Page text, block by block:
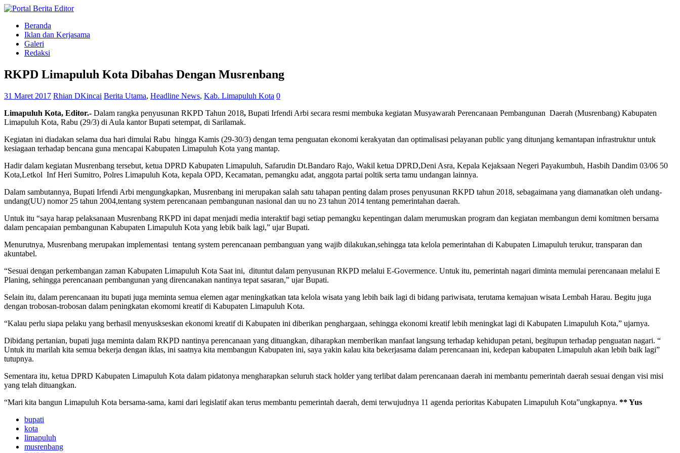
Beranda
Iklan dan Kerjasama
Galeri
Redaksi
RKPD Limapuluh Kota Dibahas Dengan Musrenbang
31 Maret 2017 Rhian DKincai Berita Utama, Headline News, Kab. Limapuluh Kota 0
Limapuluh Kota, Editor.- Dalam rangka penyusunan RKPD Tahun 2018, Bupati Irfendi Arbi secara resmi membuka kegiatan Musyawarah Perencanaan Pembangunan Daerah (Musrenbang) Kabupaten
Limapuluh Kota, Rabu (29/3) di Aula kantor Bupati setempat, di Sarilamak.
Kegiatan ini diadakan selama dua hari dimulai Rabu hingga Kamis (29-30/3) dengan tema penguatan ekonomi kerakyatan dan optimalisasi pelayanan public yang ditunjang kemantapan infrastruktur untuk
kesiagaan terhadap bencana guna mencapai Kabupaten Limapuluh Kota yang mantap.
Hadir dalam kegiatan Musrenbang tersebut, ketua DPRD Kabupaten Limapuluh, Safarudin Dt.Bandaro Rajo, Wakil ketua DPRD,Deni Asra, Kepala Kejaksaan Negeri Payakumbuh, Hasbih Dandim 03/06 50
Kota,Letkol Inf Heri Sumitro, Polres Limapuluh Kota, kepala OPD, Kecamatan, pemangku adat, anggota partai poltik serta tamu undangan lainnya.
Dalam sambutannya, Bupati Irfendi Arbi mengungkapkan, Musrenbang ini merupakan salah satu tahapan penting dalam proses penyusunan RKPD tahun 2018, sebagaimana yang diamanatkan oleh undang-
undang(UU) nomor 25 tahun 2004,tentang system perencanaan pembangunan nasional dan uu no 23 tahun 2014 tentang pemerintahan daerah.
Untuk itu “saya harap pelaksanaan Musrenbang RKPD ini dapat menjadi media interaktif bagi setiap pemangku kepentingan dalam merumuskan program dan kegiatan membangun demi komitmen bersama
dalam pencapaian pembangunan Kabupaten Limapuluh Kota yang lebik baik lagi,” ujar Bupati.
Menurutnya, Musrenbang merupakan implementasi tentang system perencanaan pembanguan yang wajib dilakukan,sehingga tata kelola pemerintahan di Kabupaten Limapuluh terukur, transparan dan
akuntabel.
“Sesuai dengan perkembangan zaman Kabupaten Limapuluh Kota Saat ini, dituntut dalam penyusunan RKPD melalui E-Govermence. Untuk itu, pemerintah nagari diminta memulai perencanaan melalui E
Planing, sehingga perencanaan pembangunan yang direncanakan nantinya tepat sasaran,” ujar Bupati.
Selain itu, dalam perencanaan itu bupati juga meminta semua elemen agar meningkatkan tata kelola wisata yang lebih baik lagi di bidang pariwisata, terutama kemajuan wisata Lembah Harau. Begitu juga
dengan trobosan-trobosan dalam peningkatan ekomomi kreatif di Kabupaten Limapuluh Kota.
“Kalau perlu siapa pelaku yang berhasil menyuskseskan ekonomi kreatif di Kabupaten ini diberikan penghargaan, sehingga ekonomi kreatif lebih meningkat lagi di Kabupaten Limapuluh Kota,” ujarnya.
Dibidang pertanian, bupati juga meminta dalam RKPD nantinya perencanaan yang dituangkan, diharapkan memberikan manfaat langsung terhadap kehidupan petani, begitupun terhadap penguatan nagari. “
Untuk itu marilah kita semua bekerja dengan iklas, ini saatnya kita membangun Kabupaten ini, saya yakin kalau kita bekerjasama dalam perencanaan ini, kedepan kabupaten Limapuluh akan lebih baik lagi”
tutupnya.
Sementara itu, ketua DPRD Kabupaten Limapuluh Kota dalam pidatonya mengharapkan seluruh stack holder yang terlibat dalam perencanaan daerah ini membantu pemerintah daerah sesuai dengan visi misi
yang telah dituangkan.
“Mari kita bangun Limapuluh Kota bersama-sama, kami dari legislatif akan terus membantu pemerintah daerah, demi terwujudnya 11 agenda perioritas Kabupaten Limapuluh Kota”ungkapnya. ** Yus
bupati
kota
limapuluh
musrenbang